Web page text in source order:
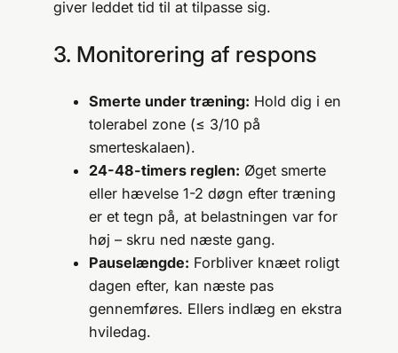
giver leddet tid til at tilpasse sig.
3. Monitorering af respons
Smerte under træning: Hold dig i en
tolerabel zone (≤ 3/10 på
smerteskalaen).
24-48-timers reglen: Øget smerte
eller hævelse 1-2 døgn efter træning
er et tegn på, at belastningen var for
høj – skru ned næste gang.
Pauselængde: Forbliver knæet roligt
dagen efter, kan næste pas
gennemføres. Ellers indlæg en ekstra
hviledag.